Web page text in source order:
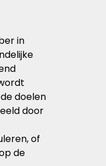
in
doelen
door
of
de